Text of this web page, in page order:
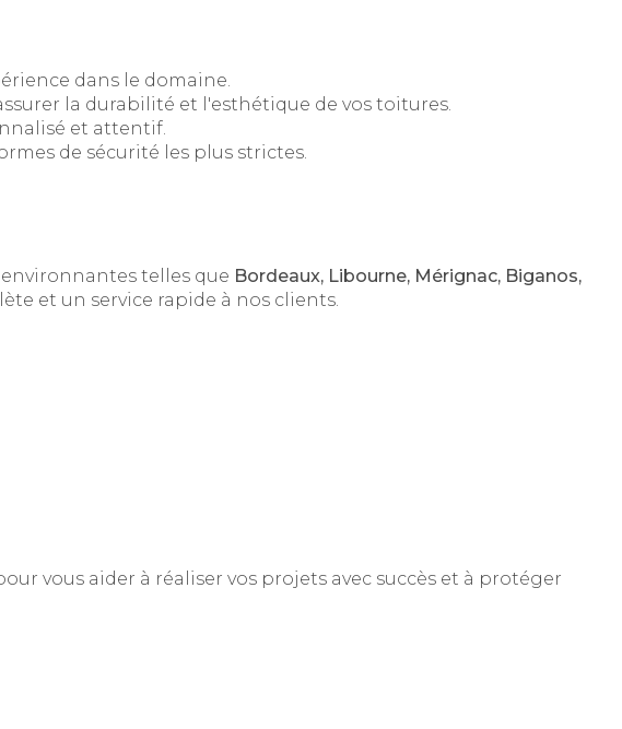
dans le domaine.
la durabilité et l'esthétique de vos toitures.
et attentif.
de sécurité les plus strictes.
telles que Bordeaux, Libourne, Mérignac, Biganos,
et un service rapide à nos clients.
vous aider à réaliser vos projets avec succès et à protéger